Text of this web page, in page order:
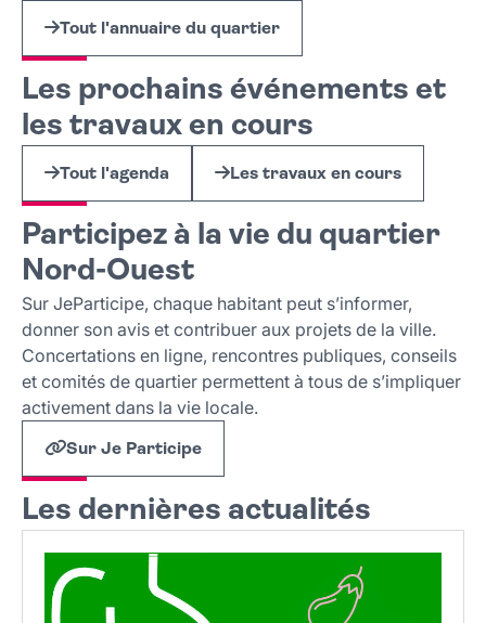
Tout l'annuaire du quartier
Les prochains événements et
les travaux en cours
Tout l'agenda Les travaux en cours
Participez à la vie du quartier
Nord-Ouest
Sur JeParticipe, chaque habitant peut s’informer,
donner son avis et contribuer aux projets de la ville.
Concertations en ligne, rencontres publiques, conseils
et comités de quartier permettent à tous de s’impliquer
activement dans la vie locale.
Sur Je Participe
Les dernières actualités